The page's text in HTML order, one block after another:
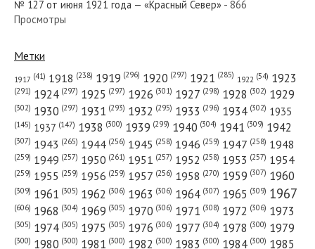
№ 150 от июня 1942 года —
№ 127 от июня 1921 года — «Красный Север» - 866
Просмотры
Метки
1917 (41) 1918 (238) 1919 (296) 1920 (297) 1921 (285) 1922 (54) 1923
(291) 1924 (297) 1925 (297) 1926 (301) 1927 (298) 1928 (302) 1929
(302) 1930 (297) 1931 (293) 1932 (295) 1933 (296) 1934 (302) 1935
(145) 1937 (147) 1938 (300) 1939 (299) 1940 (304) 1941 (309) 1942
(307) 1943 (265) 1944 (256) 1945 (258) 1946 (259) 1947 (258) 1948
(259) 1949 (257) 1950 (261) 1951 (257) 1952 (258) 1953 (257) 1954
(259) 1955 (259) 1956 (259) 1957 (256) 1958 (270) 1959 (307) 1960
(309) 1961 (305) 1962 (306) 1963 (306) 1964 (307) 1965 (309) 1967
(606) 1968 (304) 1969 (305) 1970 (306) 1971 (308) 1972 (306) 1973
(305) 1974 (305) 1975 (305) 1976 (306) 1977 (304) 1978 (300) 1979
(300) 1980 (300) 1981 (300) 1982 (300) 1983 (300) 1984 (300) 1985